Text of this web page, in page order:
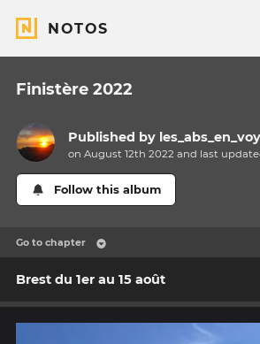
NOTOS
Finistère 2022
Published by
on August 12th 2022 and last
Follow this album
Go to chapter
Brest du 1er au 15 août